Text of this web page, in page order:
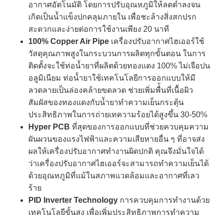
อากาศอัตโนมัติ โดยการปรับอุณหภูมิให้ลดต่ำลงจน
เกิดเป็นน้ำแข็งปกคลุมภายใน เพื่อชะล้างสิ่งสกปรก
สะดวกและง่ายต่อการใช้งานเพียง 20 นาที
100% Copper Air Pipeเครื่องปรับอากาศไฮเออร์ใช้
วัสดุคุณภาพสูงในกระบวนการผลิตทุกขั้นตอน ในการ
ติดตั้งจะใช้ท่อน้ำยาที่ผลิตด้วยทองแดง 100% ไม่เจือปน
อลูมิเนียม ท่อน้ำยาใช้เทคโนโลยีการออกแบบให้มี
ลวดลายเป็นล่องคล้ายขดลวด ช่วยเพิ่มพื่้นที่เนื้อผิว
สัมผัสของทองแดงกับน้ำยาทำความเย็นกระตุ้น
ประสิทธิภาพในการถ่ายเทความร้อยได้สูงขึ้น 30-50%
Hyper PCB ที่สุดของการออกแบบที่ช่วยควบคุมความ
ผันผวนของแรงไฟฟ้าและความเสียหายอื่น ๆ ที่อาจส่ง
ผลให้เครื่องปรับอากาศทำงานผิดปกติ คุณจึงมั่นใจได้
ว่าเครื่องปรับอากาศไฮเออร์จะสามารถทำความเย็นได้
ด้วยอุณหภูมิที่แม้ในสภาพแวดล้อมและอากาศที่เลว
ร้าย
PID Inverter Technologyการควบคุมการทำงานด้วย
เทคโนโลยีขั้นสูง เพื่อเพิ่มประสิทธิภาพการทำความ